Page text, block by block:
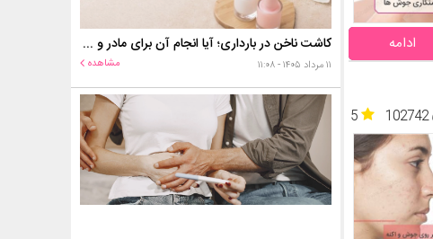
ادامه
5
102742
کاشت ناخن در بارداری؛ آیا انجام آن برای مادر و جنین خطر دارد؟
۱۱ مرداد ۱۴۰۵ - ۱۱:۰۸ مشاهده